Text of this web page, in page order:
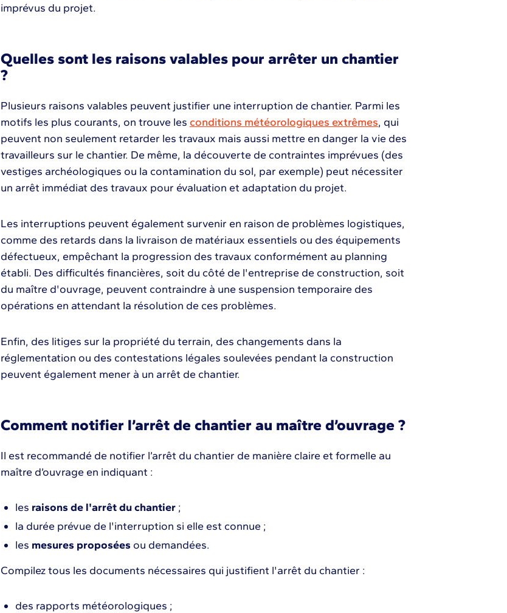
imprévus du projet.
Quelles sont les raisons valables pour arrêter un chantier
?
Plusieurs raisons valables peuvent justifier une interruption de chantier. Parmi les
motifs les plus courants, on trouve les conditions météorologiques extrêmes, qui
peuvent non seulement retarder les travaux mais aussi mettre en danger la vie des
travailleurs sur le chantier. De même, la découverte de contraintes imprévues (des
vestiges archéologiques ou la contamination du sol, par exemple) peut nécessiter
un arrêt immédiat des travaux pour évaluation et adaptation du projet.
Les interruptions peuvent également survenir en raison de problèmes logistiques,
comme des retards dans la livraison de matériaux essentiels ou des équipements
défectueux, empêchant la progression des travaux conformément au planning
établi. Des difficultés financières, soit du côté de l'entreprise de construction, soit
du maître d'ouvrage, peuvent contraindre à une suspension temporaire des
opérations en attendant la résolution de ces problèmes.
Enfin, des litiges sur la propriété du terrain, des changements dans la
réglementation ou des contestations légales soulevées pendant la construction
peuvent également mener à un arrêt de chantier.
Comment notifier l’arrêt de chantier au maître d’ouvrage ?
Il est recommandé de notifier l’arrêt du chantier de manière claire et formelle au
maître d’ouvrage en indiquant :
les raisons de l'arrêt du chantier;
la durée prévue de l'interruption si elle est connue ;
les mesures proposées ou demandées.
Compilez tous les documents nécessaires qui justifient l'arrêt du chantier :
des rapports météorologiques ;